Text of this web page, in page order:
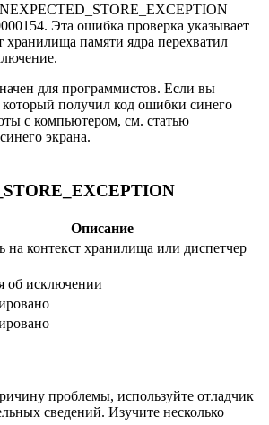
Эта ошибка проверка указывает
хранилища памяти ядра перехватил
для программистов. Если вы
который получил код ошибки синего
с компьютером, см. статью
экрана.
Описание
на контекст хранилища или диспетчер
об исключении
проблемы, используйте отладчик
сведений. Изучите несколько